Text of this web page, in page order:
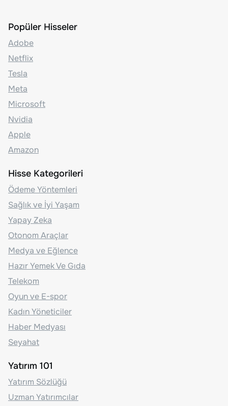
Popüler Hisseler
Adobe
Netflix
Tesla
Meta
Microsoft
Nvidia
Apple
Amazon
Hisse Kategorileri
Ödeme Yöntemleri
Sağlık ve İyi Yaşam
Yapay Zeka
Otonom Araçlar
Medya ve Eğlence
Hazır Yemek Ve Gıda
Telekom
Oyun ve E-spor
Kadın Yöneticiler
Haber Medyası
Seyahat
Yatırım 101
Yatırım Sözlüğü
Uzman Yatırımcılar